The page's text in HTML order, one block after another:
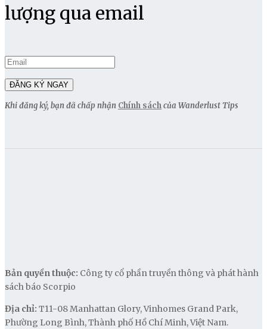
lượng qua email
Khi đăng ký, bạn đã chấp nhận Chính sáchcủa Wanderlust Tips
Bản quyền thuộc: Công ty cổ phần truyền thông và phát hành
sách báo Scorpio
Địa chỉ: T11-08 Manhattan Glory, Vinhomes Grand Park,
Phường Long Bình, Thành phố Hồ Chí Minh, Việt Nam.